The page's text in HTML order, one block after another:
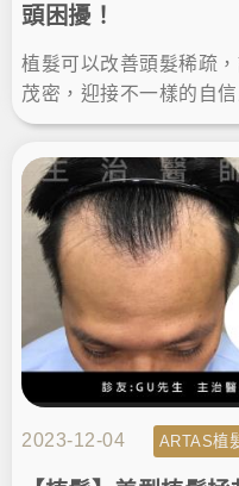
頭困擾！
植髮可以改善頭髮稀疏
茂密，迎接不一樣的自
對專業的醫師很重要，
棒的植髮成果！
2023-12-04 ARTAS植